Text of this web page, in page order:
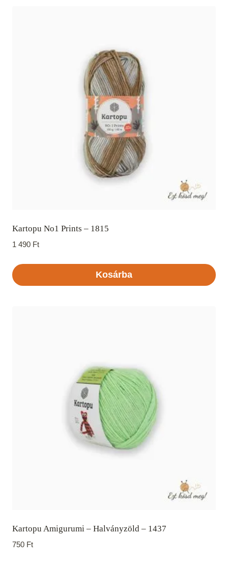
Kartopu No1 Prints – 1815
1 490 Ft
Kosárba
Kartopu Amigurumi – Halványzöld – 1437
750 Ft